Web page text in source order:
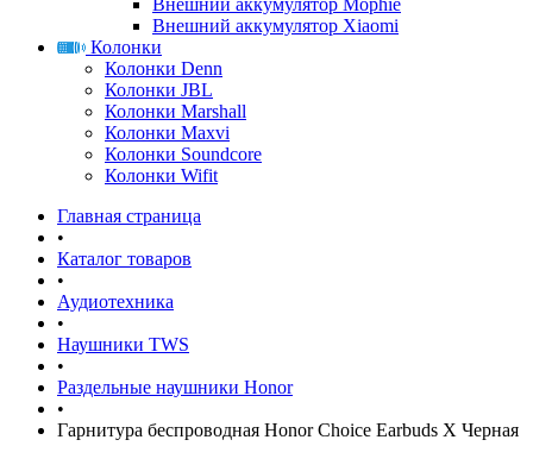
Внешний аккумулятор Mophie
Внешний аккумулятор Xiaomi
Колонки
Колонки Denn
Колонки JBL
Колонки Marshall
Колонки Maxvi
Колонки Soundcore
Колонки Wifit
Главная страница
•
Каталог товаров
•
Аудиотехника
•
Наушники TWS
•
Раздельные наушники Honor
•
Гарнитура беспроводная Honor Choice Earbuds X Черная